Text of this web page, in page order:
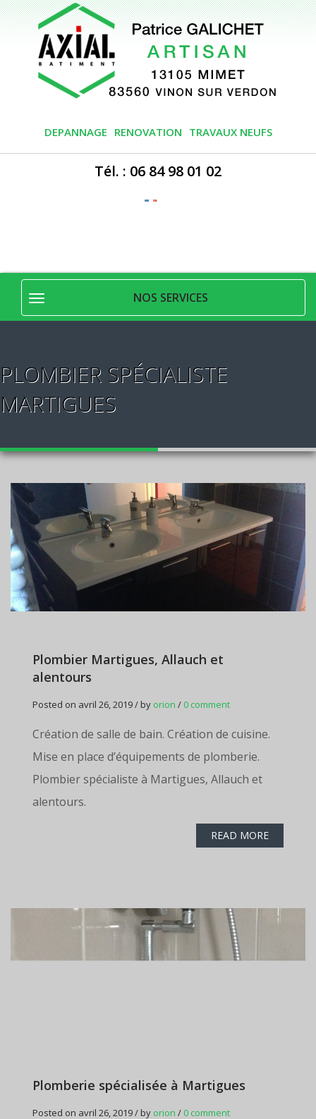
DEPANNAGE RENOVATION TRAVAUX NEUFS
Tél. : 06 84 98 01 02
NOS SERVICES
PLOMBIER SPÉCIALISTE
MARTIGUES
Plombier Martigues, Allauch et
alentours
Posted on avril 26, 2019 / by orion / 0 comment
Création de salle de bain. Création de cuisine.
Mise en place d’équipements de plomberie.
Plombier spécialiste à Martigues, Allauch et
alentours.
READ MORE
Plomberie spécialisée à Martigues
Posted on avril 26, 2019 / by orion / 0 comment